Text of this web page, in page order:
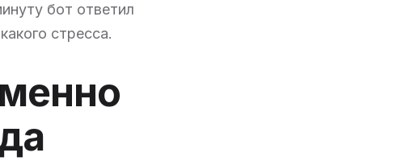
бот ответил
стресса.